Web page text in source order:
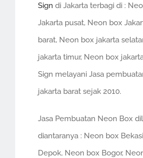
Sign di Jakarta terbagi di :
Jakarta pusat, Neon box
barat, Neon box jakarta
jakarta timur, Neon box
Sign melayani Jasa
jakarta barat sejak 2010.
Jasa Pembuatan Neon Box
diantaranya : Neon box
Depok, Neon box Bogor,